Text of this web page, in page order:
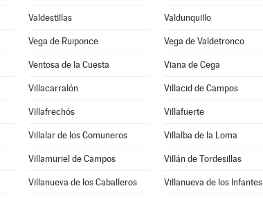
Valdestillas Valdunquillo
Vega de Ruiponce Vega de Valdetronco
Ventosa de la Cuesta Viana de Cega
Villacarralón Villacid de Campos
Villafrechós Villafuerte
Villalar de los Comuneros Villalba de la Loma
Villamuriel de Campos Villán de Tordesillas
Villanueva de los Caballeros Villanueva de los Infantes